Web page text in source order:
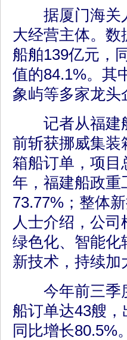
据厦门海关人
大经营主体。数
船舶139亿元，
值的84.1%。其
象屿等多家龙头
记者从福建船
前斩获挪威集装
箱船订单，项目
年，福建船政重
73.77%；整体
人士介绍，公
绿色化、智能化
新技术，持续
今年前三季度
船订单达43艘
同比增长80.5%